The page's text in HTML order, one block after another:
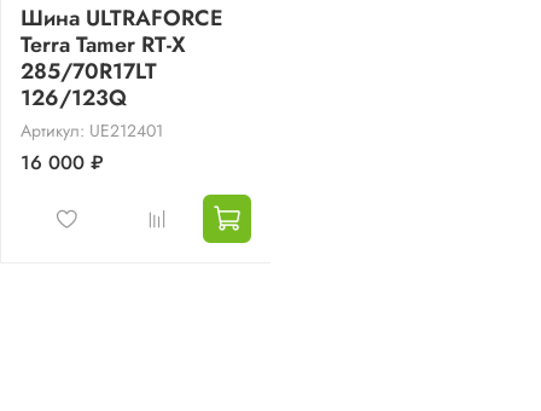
Шина ULTRAFORCE
Terra Tamer RT-X
285/70R17LT
126/123Q
Артикул: UE212401
16 000 ₽